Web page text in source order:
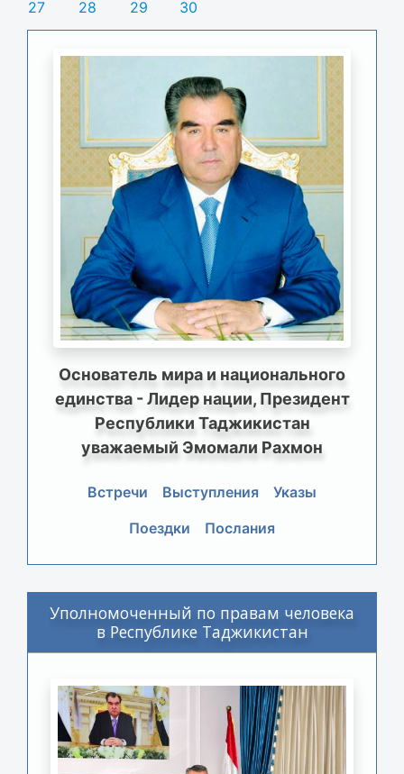
27 28 29 30
Основатель мира и национального
единства - Лидер нации, Президент
Республики Таджикистан
уважаемый Эмомали Рахмон
Встречи Выступления
Указы
Поездки
Послания
Уполномоченный по правам человека
в Республике Таджикистан